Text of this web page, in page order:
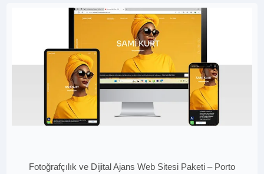
Fotoğrafçılık ve Dijital Ajans Web Sitesi Paketi – Porto